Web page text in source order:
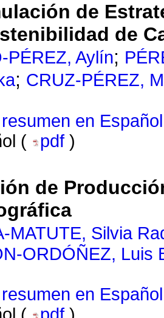
de
de
PÉREZ, Aylín;
; CRUZ-PÉREZ,
resumen en Español
(
pdf )
de
MATUTE, Silvia
ORDÓÑEZ, Luis
resumen en Español